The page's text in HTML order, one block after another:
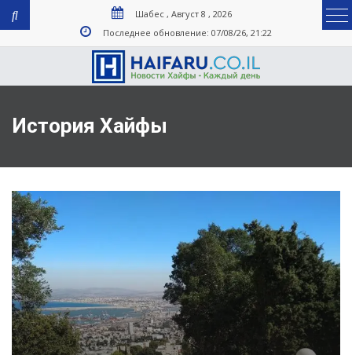
Шабес , Август 8 , 2026
Последнее обновление: 07/08/26, 21:22
История Хайфы